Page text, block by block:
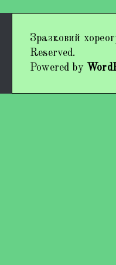
Наші виступи
Працівники
Зразковий
Reserved.
Powered by